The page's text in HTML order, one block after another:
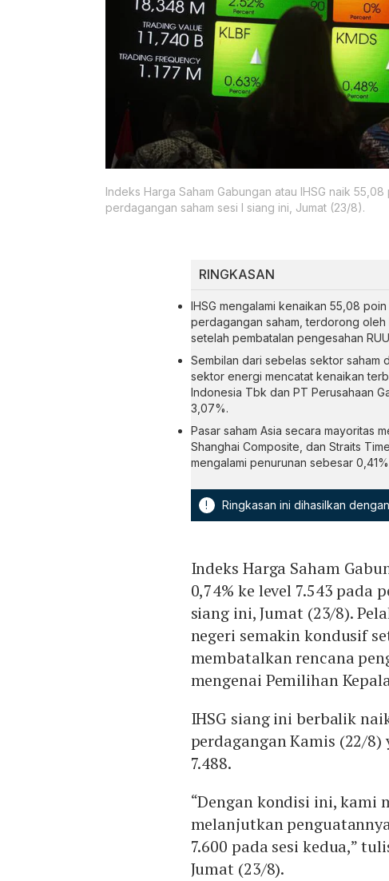
Indeks Harga Saham Gabungan atau IHSG naik
perdagangan saham sesi I siang ini, Jumat (23/8).
RINGKASAN
IHSG mengalami kenaikan 55,08
perdagangan saham, terdorong
setelah pembatalan pengesahan
Sembilan dari sebelas sektor saham
sektor energi mencatat kenaikan
Indonesia Tbk dan PT Perusahaan
3,07%.
Pasar saham Asia secara mayoritas
Shanghai Composite, dan Straits
mengalami penurunan sebesar
! Ringkasan ini dihasilkan
Indeks Harga Saham
0,74% ke level 7.543 pada
siang ini, Jumat (23/8).
negeri semakin kondusif
membatalkan rencana
mengenai Pemilihan
IHSG siang ini berbalik
perdagangan Kamis (22/8)
7.488.
“Dengan kondisi ini, kami
melanjutkan
7.600 pada sesi kedua,”
Jumat (23/8).